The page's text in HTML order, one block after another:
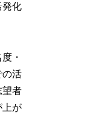
発化
・
の活
望者
上が